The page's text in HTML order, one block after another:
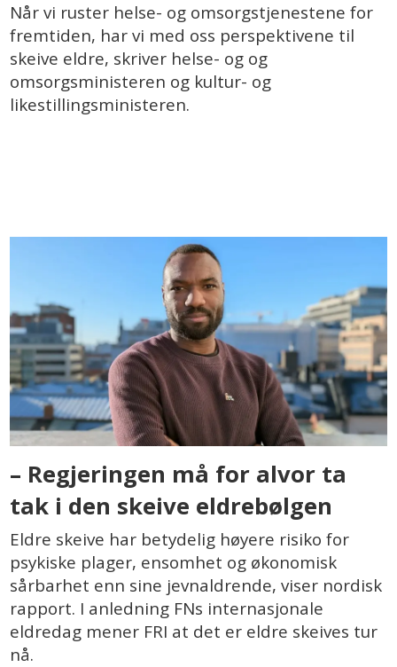
Når vi ruster helse- og omsorgstjenestene for
fremtiden, har vi med oss perspektivene til
skeive eldre, skriver helse- og og
omsorgsministeren og kultur- og
likestillingsministeren.
– Regjeringen må for alvor ta
tak i den skeive eldrebølgen
Eldre skeive har betydelig høyere risiko for
psykiske plager, ensomhet og økonomisk
sårbarhet enn sine jevnaldrende, viser nordisk
rapport. I anledning FNs internasjonale
eldredag mener FRI at det er eldre skeives tur
nå.